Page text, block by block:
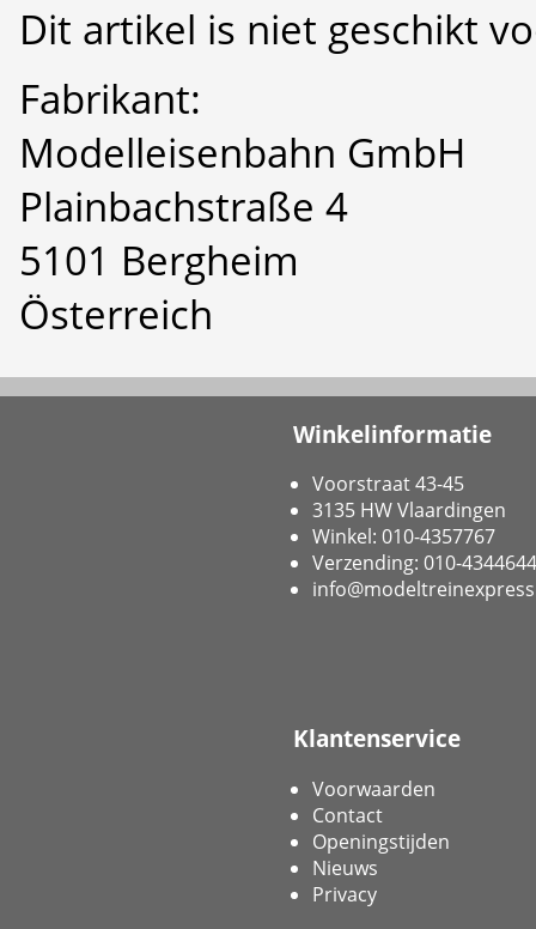
Dit artikel is niet geschikt
Fabrikant:
Modelleisenbahn GmbH
Plainbachstraße 4
5101 Bergheim
Österreich
Winkelinformatie
Voorstraat 43-45
3135 HW Vlaardingen
Winkel: 010-4357767
Verzending: 010-4344644
Klantenservice
Voorwaarden
Contact
Openingstijden
Nieuws
Privacy